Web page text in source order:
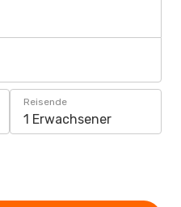
Reisende
1 Erwachsener